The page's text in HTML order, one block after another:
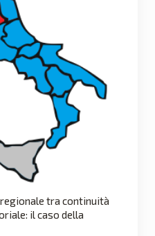
tra continuità
il caso della